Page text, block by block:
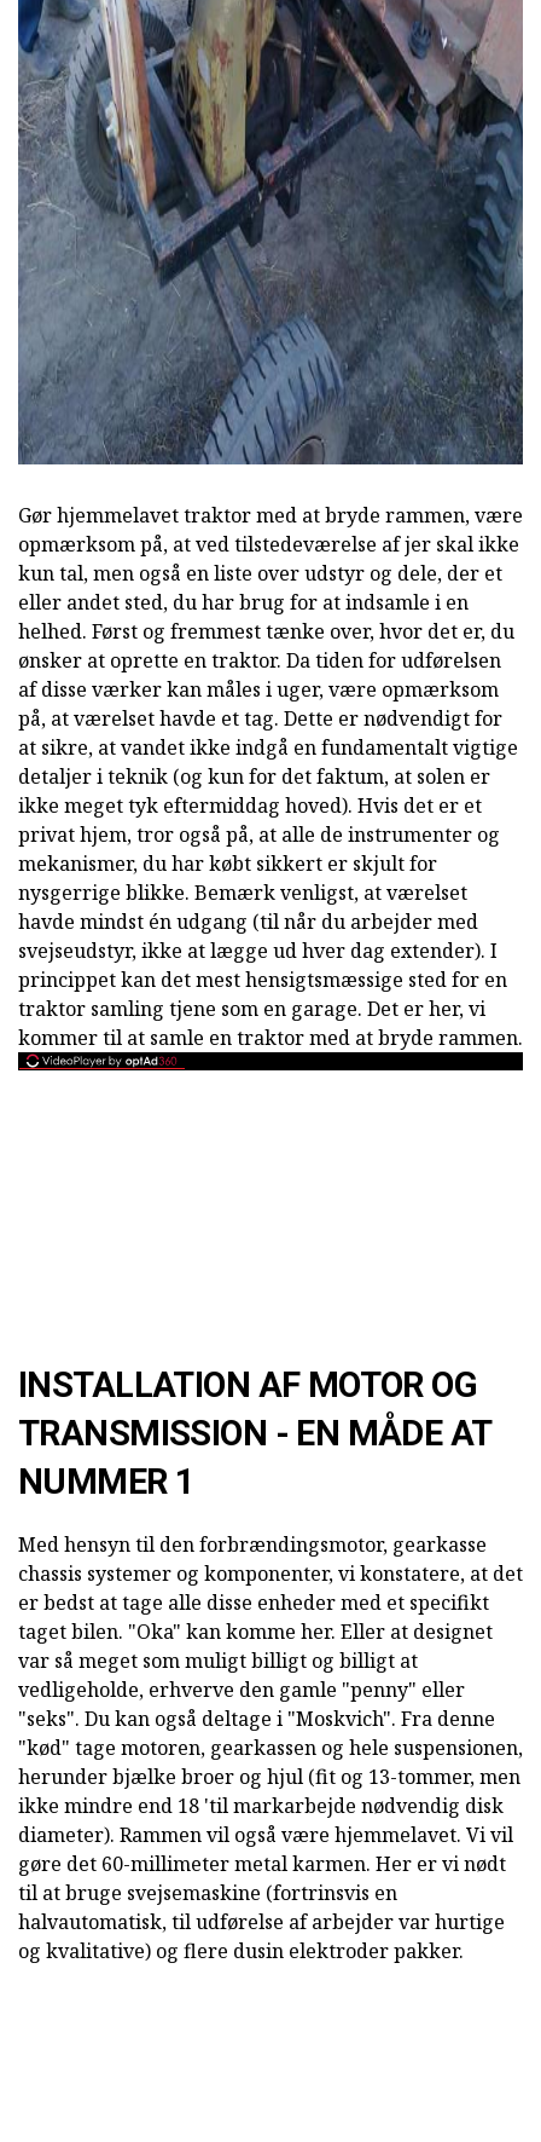
AD
Gør hjemmelavet traktor med at bryde rammen, være
opmærksom på, at ved tilstedeværelse af jer skal ikke
kun tal, men også en liste over udstyr og dele, der et
eller andet sted, du har brug for at indsamle i en
helhed. Først og fremmest tænke over, hvor det er, du
ønsker at oprette en traktor. Da tiden for udførelsen
af disse værker kan måles i uger, være opmærksom
på, at værelset havde et tag. Dette er nødvendigt for
at sikre, at vandet ikke indgå en fundamentalt vigtige
detaljer i teknik (og kun for det faktum, at solen er
ikke meget tyk eftermiddag hoved). Hvis det er et
privat hjem, tror også på, at alle de instrumenter og
mekanismer, du har købt sikkert er skjult for
nysgerrige blikke. Bemærk venligst, at værelset
havde mindst én udgang (til når du arbejder med
svejseudstyr, ikke at lægge ud hver dag extender). I
princippet kan det mest hensigtsmæssige sted for en
traktor samling tjene som en garage. Det er her, vi
kommer til at samle en traktor med at bryde rammen.
INSTALLATION AF MOTOR OG
TRANSMISSION - EN MÅDE AT
NUMMER 1
Med hensyn til den forbrændingsmotor, gearkasse
chassis systemer og komponenter, vi konstatere, at det
er bedst at tage alle disse enheder med et specifikt
taget bilen. "Oka" kan komme her. Eller at designet
var så meget som muligt billigt og billigt at
vedligeholde, erhverve den gamle "penny" eller
"seks". Du kan også deltage i "Moskvich". Fra denne
"kød" tage motoren, gearkassen og hele suspensionen,
herunder bjælke broer og hjul (fit og 13-tommer, men
ikke mindre end 18 'til markarbejde nødvendig disk
diameter). Rammen vil også være hjemmelavet. Vi vil
gøre det 60-millimeter metal karmen. Her er vi nødt
til at bruge svejsemaskine (fortrinsvis en
halvautomatisk, til udførelse af arbejder var hurtige
og kvalitative) og flere dusin elektroder pakker.